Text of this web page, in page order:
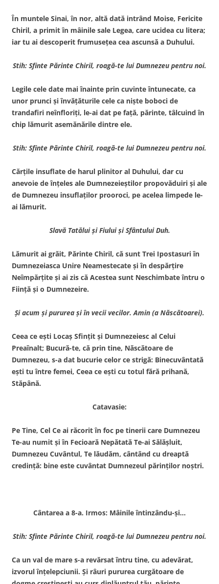
În muntele Sinai, în nor, altă dată intrând Moise, Fericite
Chiril, a primit în mâinile sale Legea, care ucidea cu litera;
iar tu ai descoperit frumuseţea cea ascunsă a Duhului.
Stih: Sfinte Părinte Chiril, roagă-te lui Dumnezeu pentru noi.
Legile cele date mai înainte prin cuvinte întunecate, ca
unor prunci şi învăţăturile cele ca nişte boboci de
trandafiri neînfloriţi, le-ai dat pe faţă, părinte, tâlcuind în
chip lămurit asemănările dintre ele.
Stih: Sfinte Părinte Chiril, roagă-te lui Dumnezeu pentru noi.
Cărţile insuflate de harul plinitor al Duhului, dar cu
anevoie de înţeles ale Dumnezeieştilor propovăduiri şi ale
de Dumnezeu insuflaţilor prooroci, pe acelea limpede le-
ai lămurit.
Slavă Tatălui şi Fiului şi Sfântului Duh.
Lămurit ai grăit, Părinte Chiril, că sunt Trei Ipostasuri în
Dumnezeiasca Unire Neameste­cate şi în despărţire
Neîmpăr­ţite şi ai zis că Acestea sunt Neschimbate întru o
Fiinţă şi o Dumnezeire.
Şi acum şi pururea şi în vecii vecilor. Amin (a Născătoarei).
Ceea ce eşti Locaş Sfinţit şi Dumnezeiesc al Celui
Preaînalt; Bucură-te, că prin tine, Născătoare de
Dumnezeu, s-a dat bucurie celor ce strigă: Binecuvântată
eşti tu între femei, Ceea ce eşti cu totul fără prihană,
Stăpână.
Catavasie:
Pe Tine, Cel Ce ai răcorit în foc pe tinerii care Dumnezeu
Te-au numit şi în Fecioară Nepătată Te-ai Sălăşluit,
Dumnezeu Cuvântul, Te lăudăm, cântând cu dreaptă
credinţă: bine este cuvântat Dumnezeul părinţilor noştri.
Cântarea a 8-a. Irmos: Mâinile întinzându-şi…
Stih: Sfinte Părinte Chiril, roagă-te lui Dumnezeu pentru noi.
Ca un val de mare s-a revărsat întru tine, cu adevărat,
izvorul înţelepciunii. Şi râuri pururea curgătoare de